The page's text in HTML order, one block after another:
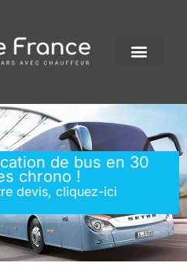
de bus en 30
chrono !
devis, cliquez-ici